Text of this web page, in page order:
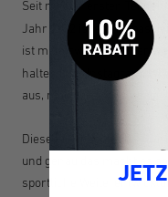
Seit meiner ersten
Jahr 2022 ist so viel
ist mittlerweile zu einer
halten über Instagram,
aus, motivieren uns
Diese Freundschaften
und genau das macht es
sportliche